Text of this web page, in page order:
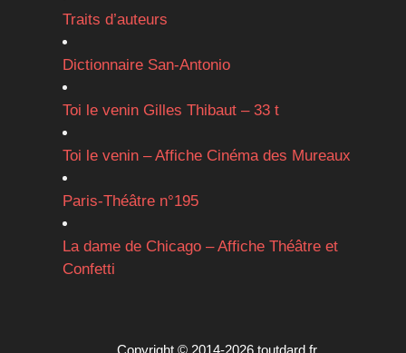
Traits d’auteurs
Dictionnaire San-Antonio
Toi le venin Gilles Thibaut – 33 t
Toi le venin – Affiche Cinéma des Mureaux
Paris-Théâtre n°195
La dame de Chicago – Affiche Théâtre et
Confetti
Copyright © 2014-2026 toutdard.fr